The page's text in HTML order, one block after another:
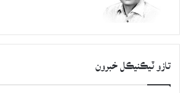
تازو ٽيڪنيڪل خبرون